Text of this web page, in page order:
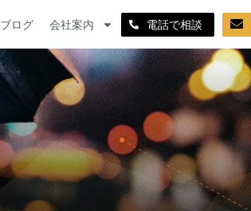
ブログ 会社案内 電話で相談